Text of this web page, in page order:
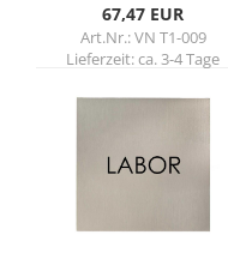
67,47 EUR
Art.Nr.: VN T1-009
Lieferzeit:ca. 3-4 Tage